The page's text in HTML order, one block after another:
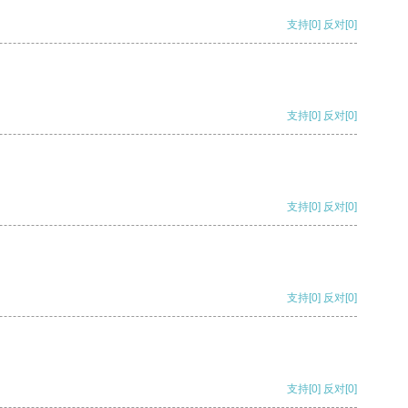
支持[0] 反对[0]
支持[0] 反对[0]
支持[0] 反对[0]
支持[0] 反对[0]
支持[0] 反对[0]